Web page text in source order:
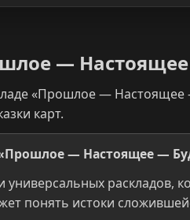
—
«Прошлое —
карт.
— Настоящее —
раскладов,
понять истоки